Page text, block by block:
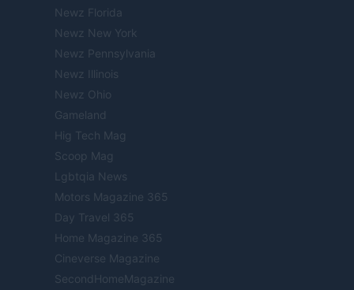
Newz Florida
Newz New York
Newz Pennsylvania
Newz Illinois
Newz Ohio
Gameland
Hig Tech Mag
Scoop Mag
Lgbtqia News
Motors Magazine 365
Day Travel 365
Home Magazine 365
Cineverse Magazine
SecondHomeMagazine